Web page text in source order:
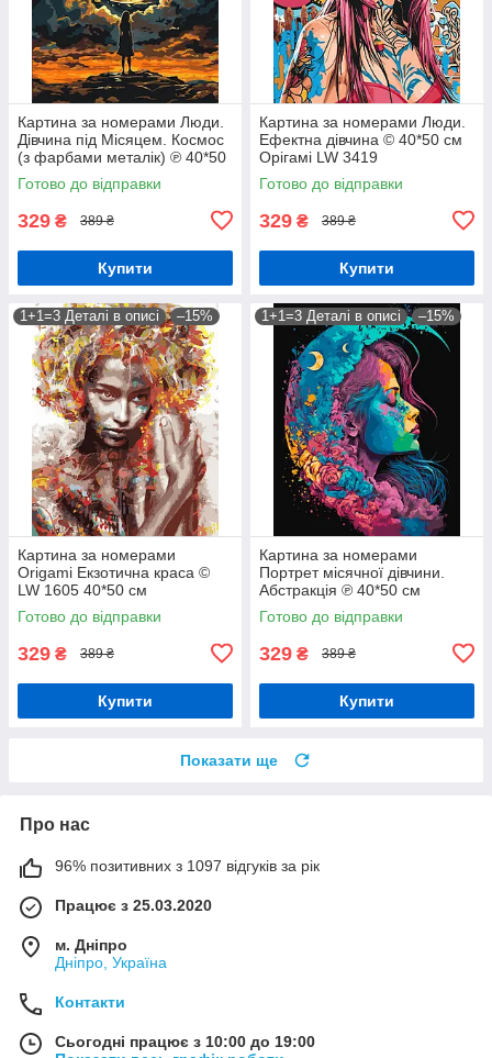
Картина за номерами Люди.
Дівчина під Місяцем. Космос
(з фарбами металік) ℗ 40*50
см Орігамі LW 3401
Готово до відправки
329 ₴ 389 ₴
Купити
Картина за номерами Люди.
Ефектна дівчина © 40*50 см
Орігамі LW 3419
Готово до відправки
329 ₴ 389 ₴
Купити
1+1=3 Деталі в описі –15%
Картина за номерами
Origami Екзотична краса ©
LW 1605 40*50 см
Готово до відправки
329 ₴ 389 ₴
Купити
1+1=3 Деталі в описі –15%
Картина за номерами
Портрет місячної дівчини.
Абстракція ℗ 40*50 см
Орігамі LW 31640
Готово до відправки
329 ₴ 389 ₴
Купити
Показати ще
Про нас
96% позитивних з 1097 відгуків за рік
Працює з 25.03.2020
м. Дніпро
Дніпро, Україна
Контакти
Сьогодні працює з 10:00 до 19:00